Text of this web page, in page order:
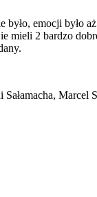
emocji było
mieli 2 bardzo